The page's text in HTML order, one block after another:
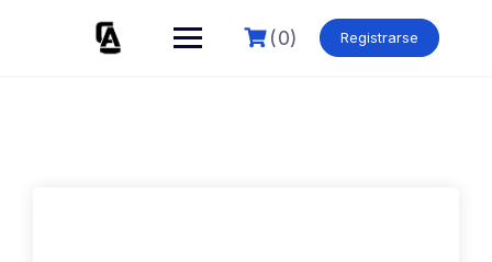
(0) Registrarse